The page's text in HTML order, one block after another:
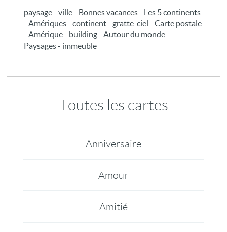
paysage - ville - Bonnes vacances - Les 5 continents
- Amériques - continent - gratte-ciel - Carte postale
- Amérique - building - Autour du monde -
Paysages - immeuble
Toutes les cartes
Anniversaire
Amour
Amitié